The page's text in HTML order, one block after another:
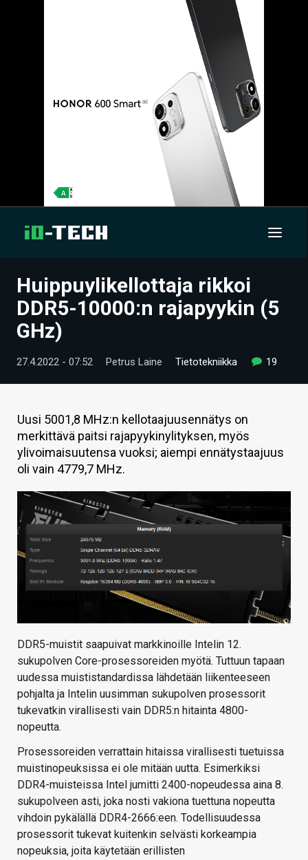
UUTISET
ARTIKKELIT
VIDEOT
TECHBBS
TIETOA
HINTA.FI
KAUPPA
VAIHDA TEEMA
HAKU
Huippuylikellottaja rikkoi
DDR5-10000:n rajapyykin (5
GHz)
27.4.2022 - 07:52 Petrus Laine Tietotekniikka 19
Uusi 5001,8 MHz:n kellotaajuusennätys on
merkittävä paitsi rajapyykinylityksen, myös
ylivoimaisuutensa vuoksi; aiempi ennätystaajuus
oli vain 4779,7 MHz.
DDR5-muistit saapuivat markkinoille Intelin 12.
sukupolven Core-prosessoreiden myötä. Tuttuun tapaan
uudessa muististandardissa lähdetään liikenteeseen
pohjalta ja Intelin uusimman sukupolven prosessorit
tukevatkin virallisesti vain DDR5:n hitainta 4800-
nopeutta.
Prosessoreiden verrattain hitaissa virallisesti tuetuissa
muistinopeuksissa ei ole mitään uutta. Esimerkiksi
DDR4-muisteissa Intel jumitti 2400-nopeudessa aina 8.
sukupolveen asti, joka nosti vakiona tuettuna nopeutta
vihdoin pykälällä DDR4-2666:een. Todellisuudessa
prosessorit tukevat kuitenkin selvästi korkeampia
nopeuksia, joita käytetään erillisten